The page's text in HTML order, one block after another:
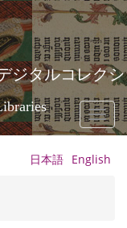
ジタルコレクシ
Toggle
日本語 English